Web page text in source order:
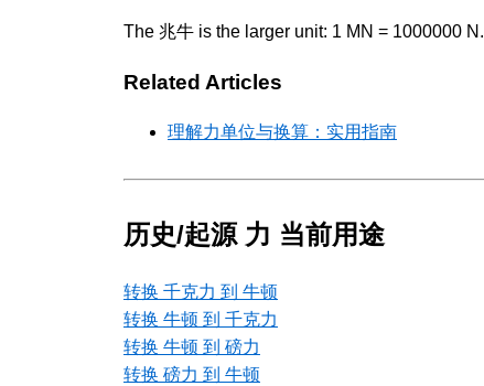
The 兆牛 is the larger unit: 1 MN = 1000000 N.
Related Articles
理解力单位与换算：实用指南
历史/起源 力 当前用途
转换 千克力 到 牛顿
转换 牛顿 到 千克力
转换 牛顿 到 磅力
转换 磅力 到 牛顿